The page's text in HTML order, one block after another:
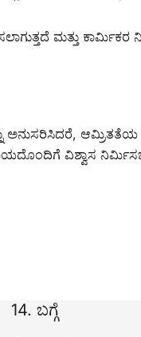
ಮತ್ತು
ಆಮ್ರಿತತೆಯ
ವಿಶ್ವಾಸ
14. ಬಗ್ಗೆ